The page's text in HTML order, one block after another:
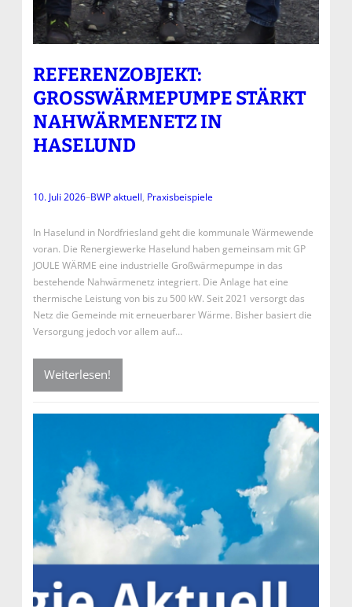
REFERENZOBJEKT:
GROSSWÄRMEPUMPE STÄRKT N
AHWÄRMENETZ IN H
ASELUND
10. Juli 2026–BWP aktuell, Praxisbeispiele
In Haselund in Nordfriesland geht die kommunale Wärmewende
voran. Die Renergiewerke Haselund haben gemeinsam mit GP
JOULE WÄRME eine industrielle Großwärmepumpe in das
bestehende Nahwärmenetz integriert. Die Anlage hat eine
thermische Leistung von bis zu 500 kW. Seit 2021 versorgt das
Netz die Gemeinde mit erneuerbarer Wärme. Bisher basiert die
Versorgung jedoch vor allem auf…
Weiterlesen!